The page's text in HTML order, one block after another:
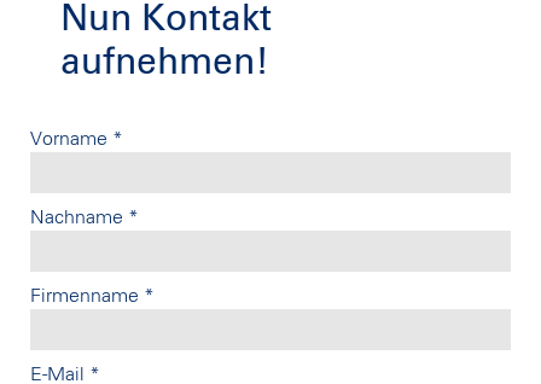
Nun Kontakt
aufnehmen!
Vorname *
Nachname *
Firmenname *
E-Mail *